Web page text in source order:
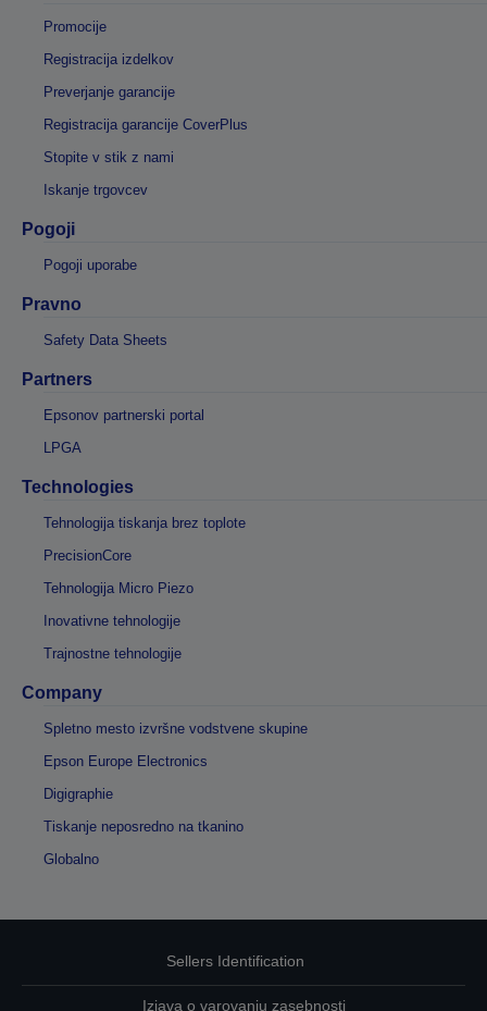
Promocije
Registracija izdelkov
Preverjanje garancije
Registracija garancije CoverPlus
Stopite v stik z nami
Iskanje trgovcev
Pogoji
Pogoji uporabe
Pravno
Safety Data Sheets
Partners
Epsonov partnerski portal
LPGA
Technologies
Tehnologija tiskanja brez toplote
PrecisionCore
Tehnologija Micro Piezo
Inovativne tehnologije
Trajnostne tehnologije
Company
Spletno mesto izvršne vodstvene skupine
Epson Europe Electronics
Digigraphie
Tiskanje neposredno na tkanino
Globalno
Sellers Identification
Izjava o varovanju zasebnosti